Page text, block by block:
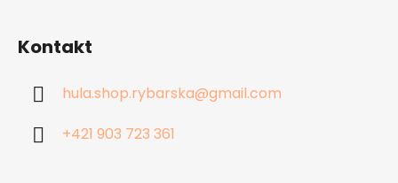
Kontakt
hula.shop.rybarska@gmail.com
+421 903 723 361